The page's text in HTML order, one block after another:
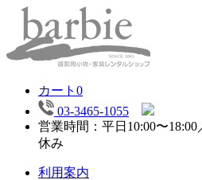
カート 0
03-3465-1055
営業時間：平日10:00〜
休み
利用案内